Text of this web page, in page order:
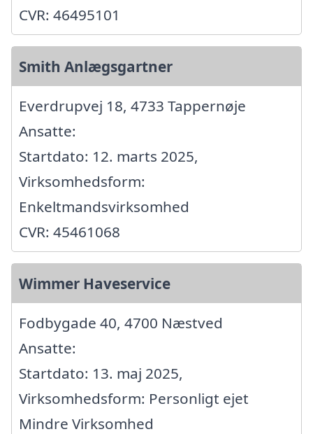
CVR: 46495101
Smith Anlægsgartner
Everdrupvej 18, 4733 Tappernøje
Ansatte:
Startdato: 12. marts 2025,
Virksomhedsform:
Enkeltmandsvirksomhed
CVR: 45461068
Wimmer Haveservice
Fodbygade 40, 4700 Næstved
Ansatte:
Startdato: 13. maj 2025,
Virksomhedsform: Personligt ejet
Mindre Virksomhed